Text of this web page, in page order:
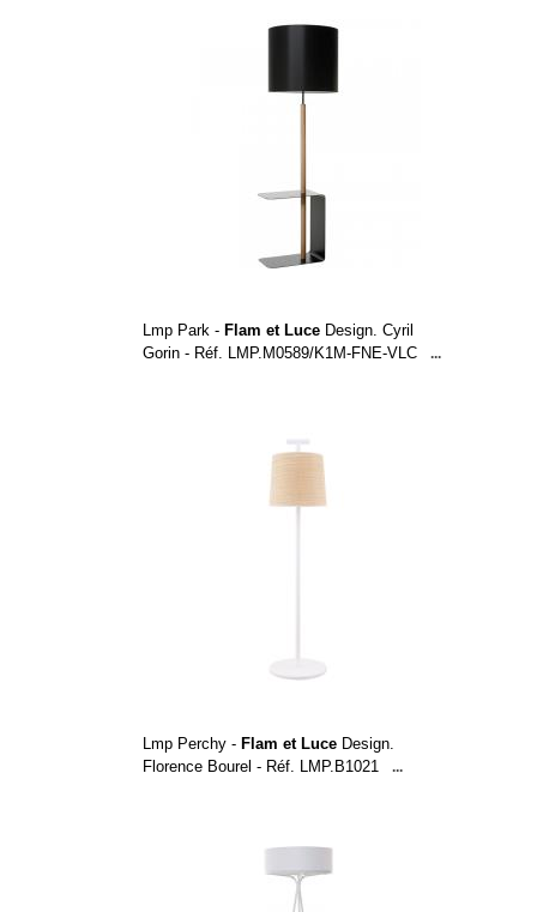
Lmp Park - Flam et LuceDesign. Cyril
Gorin - Réf. LMP.M0589/K1M-FNE-VLC
...
Lmp Perchy - Flam et LuceDesign.
Florence Bourel - Réf. LMP.B1021
...